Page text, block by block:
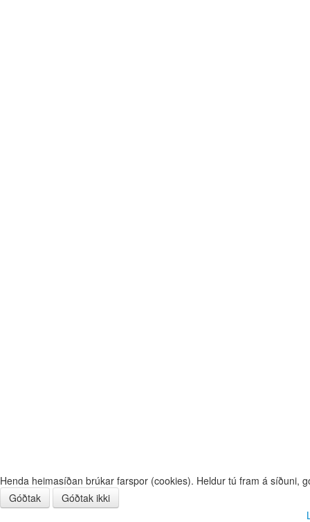
Henda heimasíðan brúkar farspor (cookies). Heldur tú fram á síðuni,
Góðtak
Góðtak ikki